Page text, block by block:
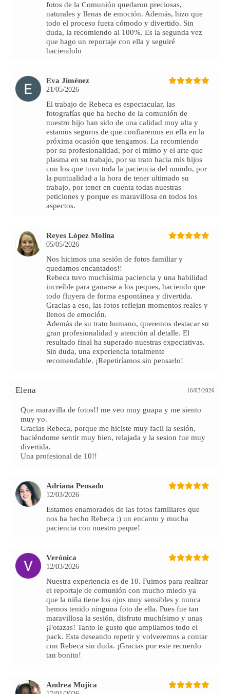
fotos de la Comunión quedaron preciosas,
naturales y llenas de emoción. Además, hizo que
todo el proceso fuera cómodo y divertido. Sin
duda, la recomiendo al 100%. Es la segunda vez
que hago un reportaje con ella y seguiré
haciendolo
Eva Jiménez
21/05/2026
El trabajo de Rebeca es espectacular, las
fotografías que ha hecho de la comunión de
nuestro hijo han sido de una calidad muy alta y
estamos seguros de que confiaremos en ella en la
próxima ocasión que tengamos. La recomiendo
por su profesionalidad, por el mimo y el arte que
plasma en su trabajo, por su trato hacia mis hijos
con los que tuvo toda la paciencia del mundo, por
la puntualidad a la hora de tener ultimado su
trabajo, por tener en cuenta todas nuestras
peticiones y porque es maravillosa en todos los
aspectos.
Reyes López Molina
05/05/2026
Nos hicimos una sesión de fotos familiar y
quedamos encantados!!
Rebeca tuvo muchísima paciencia y una habilidad
increíble para ganarse a los peques, haciendo que
todo fluyera de forma espontánea y divertida.
Gracias a eso, las fotos reflejan momentos reales y
llenos de emoción.
Además de su trato humano, queremos destacar su
gran profesionalidad y atención al detalle. El
resultado final ha superado nuestras expectativas.
Sin duda, una experiencia totalmente
recomendable. ¡Repetiríamos sin pensarlo!
Elena 16/03/2026
Que maravilla de fotos!! me veo muy guapa y me siento
muy yo.
Gracias Rebeca, porque me hiciste muy facil la sesión,
haciéndome sentir muy bien, relajada y la sesion fue muy
divertida.
Una profesional de 10!!
Adriana Pensado
12/03/2026
Estamos enamorados de las fotos familiares que
nos ha hecho Rebeca :) un encanto y mucha
paciencia con nuestro peque!
Verónica
12/03/2026
Nuestra experiencia es de 10. Fuimos para realizar
el reportaje de comunión con mucho miedo ya
que la niña tiene los ojos muy sensibles y nunca
hemos tenido ninguna foto de ella. Pues fue tan
maravillosa la sesión, disfruto muchísimo y unas
¡Fotazas! Tanto le gusto que ampliamos todo el
pack. Esta deseando repetir y volveremos a contar
con Rebeca sin duda. ¡Gracias por este recuerdo
tan bonito!
Andrea Mujica